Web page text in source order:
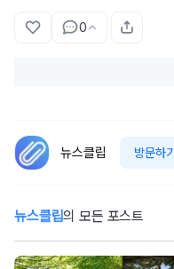
0
뉴스클립 방문하기
뉴스클립의 모든 포스트